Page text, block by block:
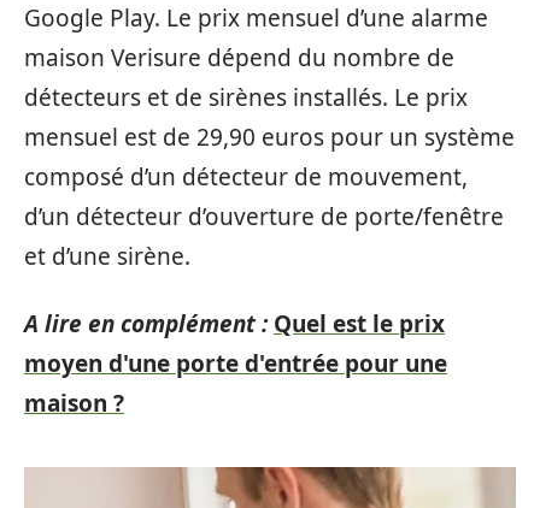
Google Play. Le prix mensuel d’une alarme
maison Verisure dépend du nombre de
détecteurs et de sirènes installés. Le prix
mensuel est de 29,90 euros pour un système
composé d’un détecteur de mouvement,
d’un détecteur d’ouverture de porte/fenêtre
et d’une sirène.
A lire en complément : Quel est le prix
moyen d'une porte d'entrée pour une
maison ?